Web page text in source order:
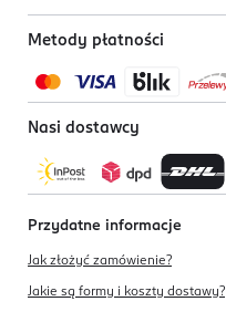
Metody płatności
Nasi dostawcy
Przydatne informacje
Jak złożyć zamówienie?
Jakie są formy i koszty dostawy?